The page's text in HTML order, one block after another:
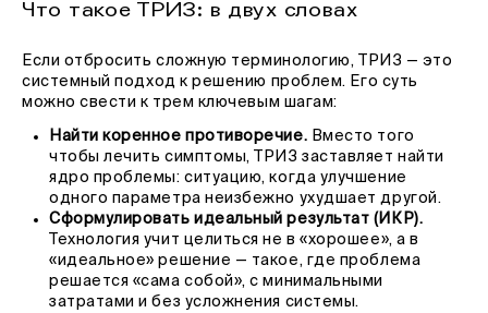
Что такое ТРИЗ: в двух словах
Если отбросить сложную терминологию, ТРИЗ — это
системный подход к решению проблем. Его суть
можно свести к трем ключевым шагам:
Найти коренное противоречие. Вместо того
чтобы лечить симптомы, ТРИЗ заставляет найти
ядро проблемы: ситуацию, когда улучшение
одного параметра неизбежно ухудшает другой.
Сформулировать идеальный результат (ИКР).
Технология учит целиться не в «хорошее», а в
«идеальное» решение — такое, где проблема
решается «сама собой», с минимальными
затратами и без усложнения системы.